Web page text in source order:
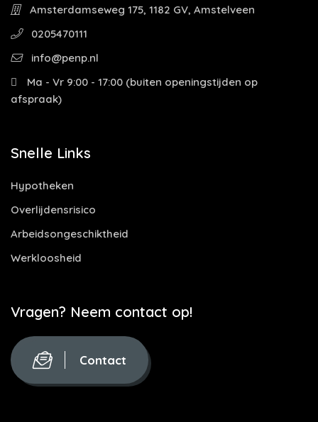
Amsterdamseweg 175, 1182 GV, Amstelveen
0205470111
info@penp.nl
Ma - Vr 9:00 - 17:00 (buiten openingstijden op
afspraak)
Snelle Links
Hypotheken
Overlijdensrisico
Arbeidsongeschiktheid
Werkloosheid
Vragen? Neem contact op!
Contact